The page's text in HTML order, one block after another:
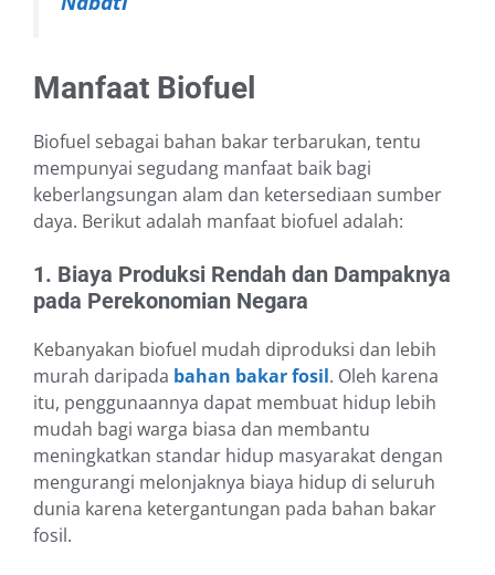
Manfaat Biofuel
Biofuel sebagai bahan bakar terbarukan, tentu
mempunyai segudang manfaat baik bagi
keberlangsungan alam dan ketersediaan sumber
daya. Berikut adalah manfaat biofuel adalah:
1. Biaya Produksi Rendah dan Dampaknya
pada Perekonomian Negara
Kebanyakan biofuel mudah diproduksi dan lebih
murah daripada bahan bakar fosil. Oleh karena
itu, penggunaannya dapat membuat hidup lebih
mudah bagi warga biasa dan membantu
meningkatkan standar hidup masyarakat dengan
mengurangi melonjaknya biaya hidup di seluruh
dunia karena ketergantungan pada bahan bakar
fosil.